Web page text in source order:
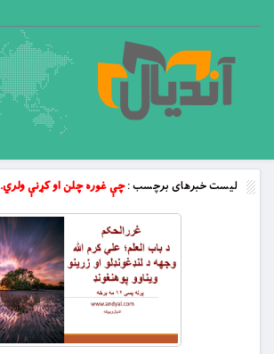
لیست خبرهای برچسب :چې غوره چلن او کړنې ولري. ۷۶۹-دوه مخي